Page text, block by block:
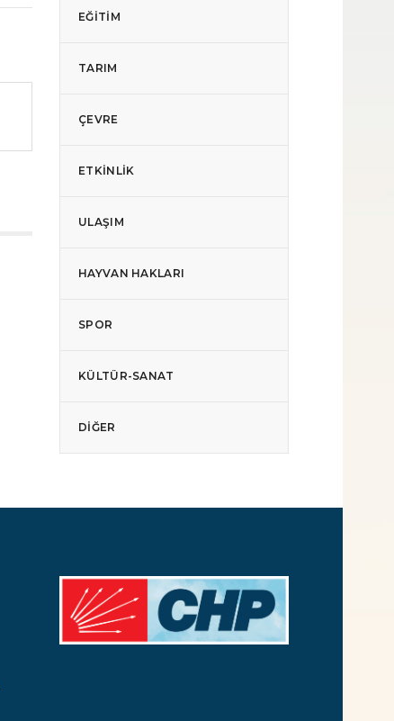
EĞITIM
TARIM
ÇEVRE
ETKINLIK
ULAŞIM
HAYVAN HAKLARI
SPOR
KÜLTÜR-SANAT
DIĞER